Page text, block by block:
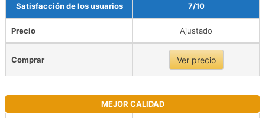
Satisfacción de los usuarios 7/10
Precio Ajustado
Comprar Ver precio
MEJOR CALIDAD